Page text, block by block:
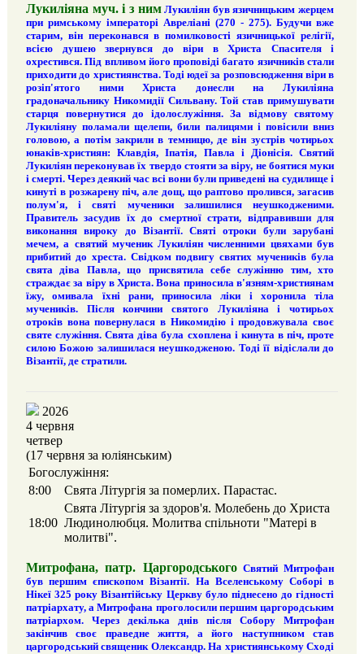
Лукиліяна муч. і з нимЛукиліян був язичницьким жерцем
при римському імператорі Авреліані (270 - 275). Будучи вже
старим, він переконався в помилковості язичницької релігії,
всією душею звернувся до віри в Христа Спасителя і
охрестився. Під впливом його проповіді багато язичників стали
приходити до християнства. Тоді юдеї за розповсюдження віри в
розіп'ятого ними Христа донесли на Лукиліяна
градоначальнику Никомидії Сильвану. Той став примушувати
старця повернутися до ідолослужіння. За відмову святому
Лукиліяну поламали щелепи, били палицями і повісили вниз
головою, а потім закрили в темницю, де він зустрів чотирьох
юнаків-християн: Клавдія, Іпатія, Павла і Діонісія. Святий
Лукиліян переконував їх твердо стояти за віру, не боятися муки
і смерті. Через деякий час всі вони були приведені на судилище і
кинуті в розжарену піч, але дощ, що раптово пролився, загасив
полум'я, і святі мученики залишилися неушкодженими.
Правитель засудив їх до смертної страти, відправивши для
виконання вироку до Візантії. Святі отроки були зарубані
мечем, а святий мученик Лукиліян численними цвяхами був
прибитий до хреста. Свідком подвигу святих мучеників була
свята діва Павла, що присвятила себе служінню тим, хто
страждає за віру в Христа. Вона приносила в'язням-християнам
їжу, омивала їхні рани, приносила ліки і хоронила тіла
мучеників. Після кончини святого Лукиліяна і чотирьох
отроків вона повернулася в Никомидію і продовжувала своє
святе служіння. Свята діва була схоплена і кинута в піч, проте
силою Божою залишилася неушкодженою. Тоді її відіслали до
Візантії, де стратили.
2026
4 червня
четвер
(17 червня за юліянським)
Богослужіння:
8:00
Свята Літургія за померлих. Парастас.
18:00
Свята Літургія за здоров'я. Молебень до Христа
Людинолюбця. Молитва спільноти "Матері в
молитві".
Митрофана, патр. ЦаргородськогоСвятий Митрофан
був першим єпископом Візантії. На Вселенському Соборі в
Нікеї 325 року Візантійську Церкву було піднесено до гідності
патріархату, а Митрофана проголосили першим царгородським
патріархом. Через декілька днів після Собору Митрофан
закінчив своє праведне життя, а його наступником став
царгородський священик Олександр. На християнському Сході